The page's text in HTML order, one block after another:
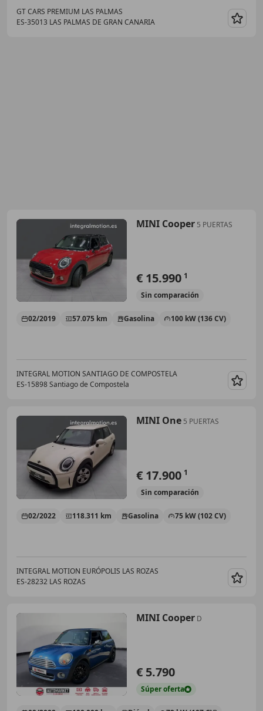
GT CARS PREMIUM LAS PALMAS
ES-35013 LAS PALMAS DE GRAN CANARIA
MINI Cooper 5 PUERTAS
€ 15.990 1
Sin comparación
02/2019 57.075 km Gasolina 100 kW (136 CV)
INTEGRAL MOTION SANTIAGO DE COMPOSTELA
ES-15898 Santiago de Compostela
MINI One 5 PUERTAS
€ 17.900 1
Sin comparación
02/2022 118.311 km Gasolina 75 kW (102 CV)
INTEGRAL MOTION EURÓPOLIS LAS ROZAS
ES-28232 LAS ROZAS
MINI Cooper D
€ 5.790
Súperoferta